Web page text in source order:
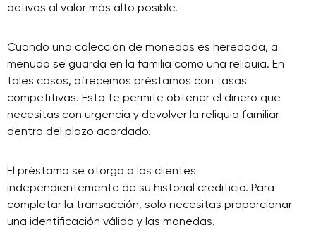
activos al valor más alto posible.
Cuando una colección de monedas es heredada, a
menudo se guarda en la familia como una reliquia. En
tales casos, ofrecemos préstamos con tasas
competitivas. Esto te permite obtener el dinero que
necesitas con urgencia y devolver la reliquia familiar
dentro del plazo acordado.
El préstamo se otorga a los clientes
independientemente de su historial crediticio. Para
completar la transacción, solo necesitas proporcionar
una identificación válida y las monedas.